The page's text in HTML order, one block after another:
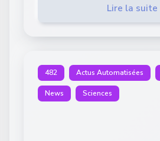
Lire la suite
482 Actus Automatisées
News Sciences